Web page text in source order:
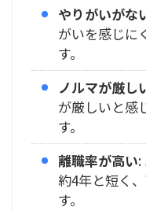
やりがいがな
がいを感じに
す。
ノルマが厳し
が厳しいと感
す。
離職率が高い:
約4年と短く
す。